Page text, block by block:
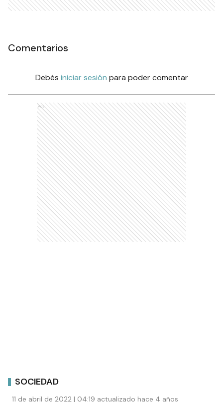
Comentarios
Debés iniciar sesión para poder comentar
Ads
SOCIEDAD
11 de abril de 2022 | 04:19 actualizado hace 4 años